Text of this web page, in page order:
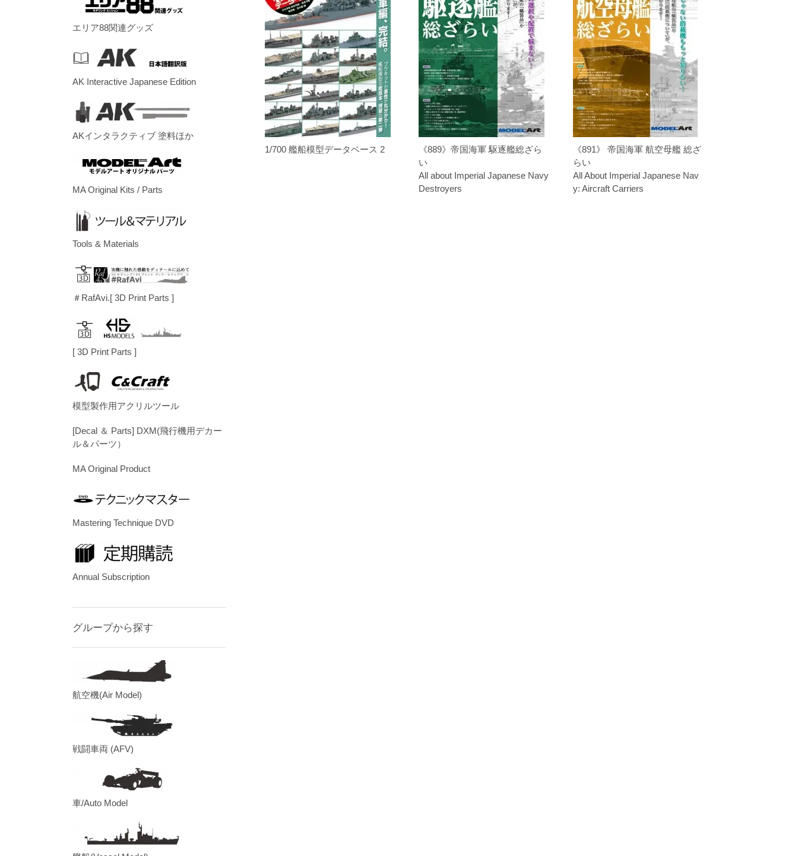
1/700 艦船模型データベース 2
《889》帝国海軍 駆逐艦総ざら
い
All about Imperial Japanese Navy
Destroyers
《891》 帝国海軍 航空母艦 総ざ
らい
All About Imperial Japanese Nav
y: Aircraft Carriers
エリア88関連グッズ
AK Interactive Japanese Edition
AKインタラクティブ 塗料ほか
MA Original Kits / Parts
Tools & Materials
＃RafAvi.[ 3D Print Parts ]
[ 3D Print Parts ]
模型製作用アクリルツール
[Decal ＆ Parts] DXM(飛行機用デカー
ル＆パーツ）
MA Original Product
Mastering Technique DVD
Annual Subscription
グループから探す
航空機(Air Model)
戦闘車両 (AFV)
車/Auto Model